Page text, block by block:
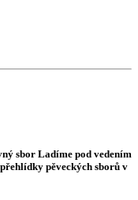
sbor Ladíme pod vedením
pěveckých sborů v